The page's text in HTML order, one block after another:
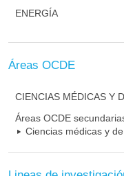
ENERGÍA
Áreas OCDE
CIENCIAS MÉDICAS Y
Áreas OCDE
Ciencias médicas y